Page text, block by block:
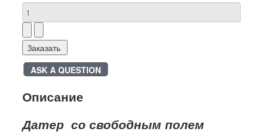
Заказать
ASK A QUESTION
Описание
Датер со свободным полем